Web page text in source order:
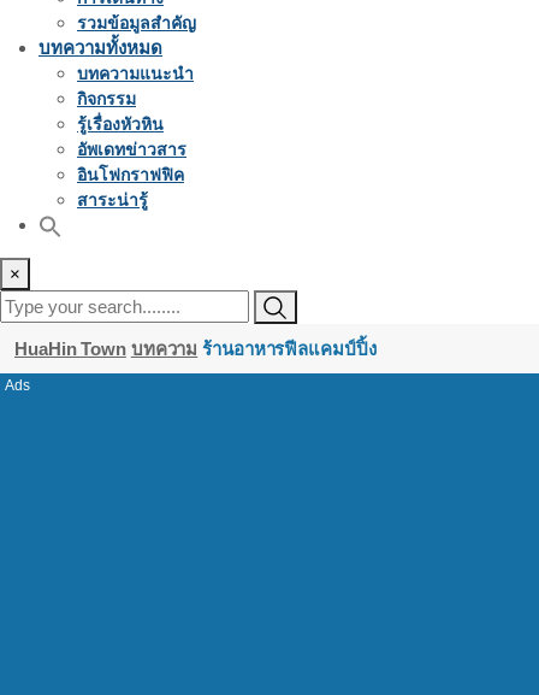
รวมข้อมูลสำคัญ
บทความทั้งหมด
บทความแนะนำ
กิจกรรม
รู้เรื่องหัวหิน
อัพเดทข่าวสาร
อินโฟกราฟฟิค
สาระน่ารู้
×
HuaHin Town บทความ ร้านอาหารฟีลแคมป์ปิ้ง